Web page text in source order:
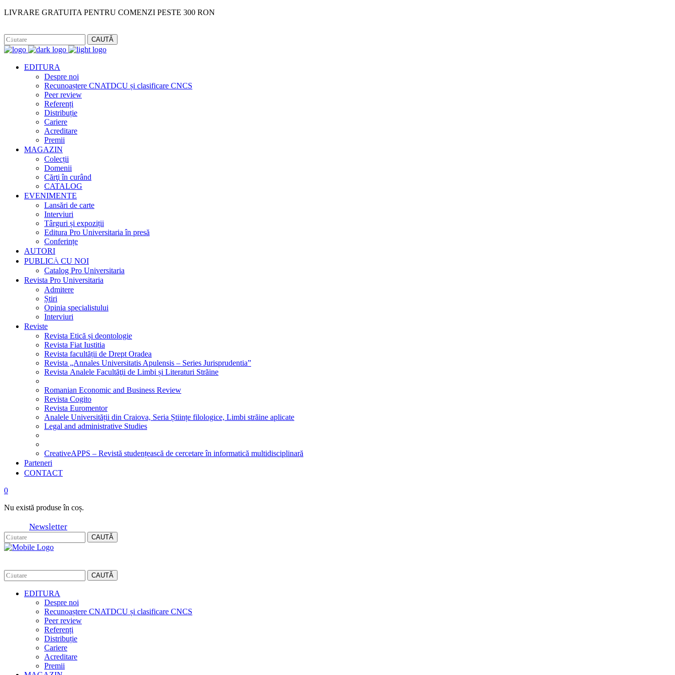
LIVRARE GRATUITA PENTRU COMENZI PESTE 300 RON
CAUTĂ
EDITURA
Despre noi
Recunoaștere CNATDCU și clasificare CNCS
Peer review
Referenți
Distribuție
Cariere
Acreditare
Premii
MAGAZIN
Colecții
Domenii
Cărţi în curând
CATALOG
EVENIMENTE
Lansări de carte
Interviuri
Târguri și expoziții
Editura Pro Universitaria în presă
Conferințe
AUTORI
PUBLICĂ CU NOI
Catalog Pro Universitaria
Revista Pro Universitaria
Admitere
Știri
Opinia specialistului
Interviuri
Reviste
Revista Etică și deontologie
Revista Fiat Iustitia
Revista facultății de Drept Oradea
Revista „Annales Universitatis Apulensis – Series Jurisprudentia”
Revista Analele Facultăţii de Limbi și Literaturi Străine
Romanian Economic and Business Review
Revista Cogito
Revista Euromentor
Analele Universității din Craiova, Seria Științe filologice, Limbi străine aplicate
Legal and administrative Studies
CreativeAPPS – Revistă studențească de cercetare în informatică multidisciplinară
Parteneri
CONTACT
0
Nu există produse în coș.
Newsletter
CAUTĂ
CAUTĂ
EDITURA
Despre noi
Recunoaștere CNATDCU și clasificare CNCS
Peer review
Referenți
Distribuție
Cariere
Acreditare
Premii